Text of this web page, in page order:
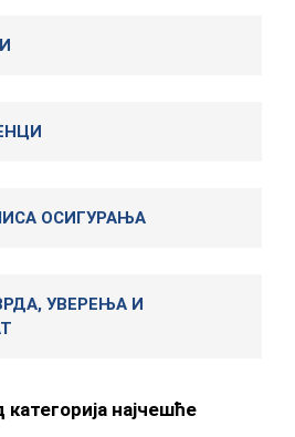
најчешће
ОСИГУРАЊА
УВЕРЕЊА И